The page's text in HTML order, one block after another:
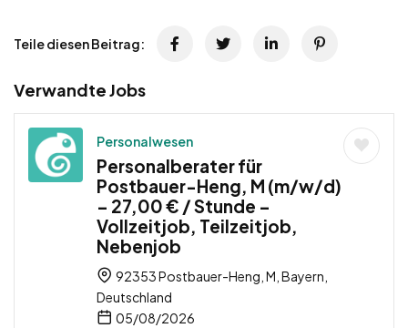
Teile diesen Beitrag:
Verwandte Jobs
Personalwesen
Personalberater für
Postbauer-Heng, M (m/w/d)
– 27,00 € / Stunde –
Vollzeitjob, Teilzeitjob,
Nebenjob
92353 Postbauer-Heng, M, Bayern,
Deutschland
05/08/2026